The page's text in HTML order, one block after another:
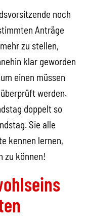
noch
Anträge
zu stellen,
klar geworden
einen müssen
werden.
doppelt so
Sie alle
kennen lernen,
zu können!